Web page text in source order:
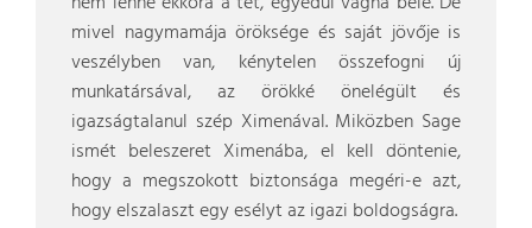
mivel nagymamája öröksége és saját jövője is
veszélyben van, kénytelen összefogni új
munkatársával, az örökké önelégült és
igazságtalanul szép Ximenával. Miközben Sage
ismét beleszeret Ximenába, el kell döntenie,
hogy a megszokott biztonsága megéri-e azt,
hogy elszalaszt egy esélyt az igazi boldogságra.